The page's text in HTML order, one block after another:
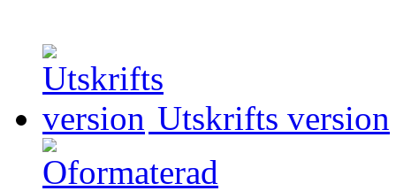
Utskrifts version